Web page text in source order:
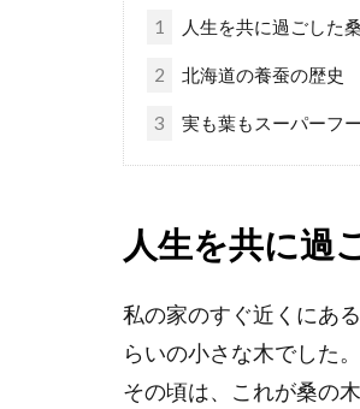
1 人生を共に過ごした
2 北海道の養蚕の歴史
3 実も葉もスーパーフ
人生を共に過
私の家のすぐ近くにあ
らいの小さな木でした。
その頃は、これが桑の